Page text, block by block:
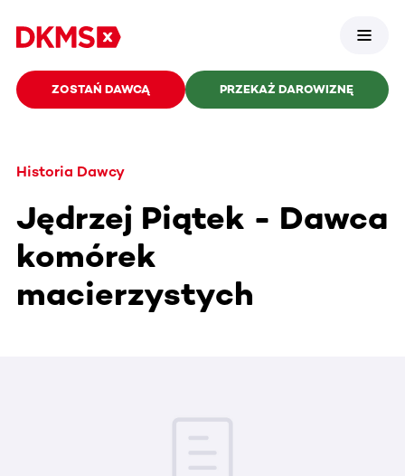
ZOSTAŃ DAWCĄ PRZEKAŻ DAROWIZNĘ
Historia Dawcy
Jędrzej Piątek - Dawca
komórek
macierzystych